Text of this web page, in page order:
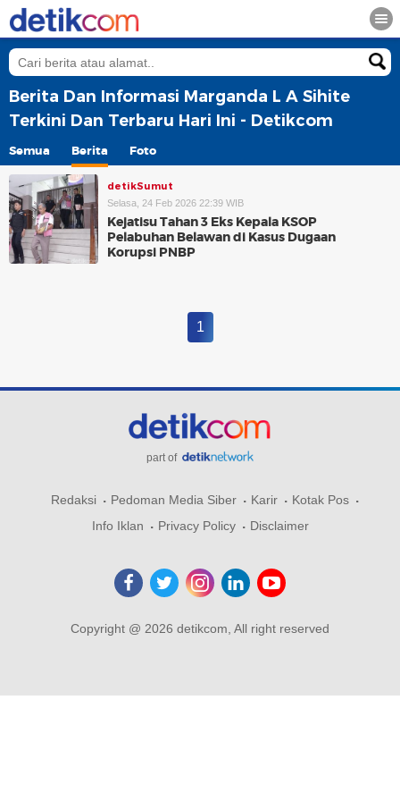
Berita Dan Informasi Marganda L A Sihite
Terkini Dan Terbaru Hari Ini - Detikcom
Semua Berita Foto
detikSumut
Selasa, 24 Feb 2026 22:39 WIB
Kejatisu Tahan 3 Eks Kepala KSOP
Pelabuhan Belawan di Kasus Dugaan
Korupsi PNBP
1
part of
Redaksi Pedoman Media Siber Karir
Kotak Pos
Info Iklan
Privacy Policy Disclaimer
Copyright @ 2026 detikcom, All right reserved